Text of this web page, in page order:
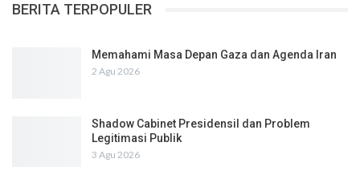
BERITA TERPOPULER
Memahami Masa Depan Gaza dan Agenda Iran
2 Agu 2026
Shadow Cabinet Presidensil dan Problem
Legitimasi Publik
3 Agu 2026